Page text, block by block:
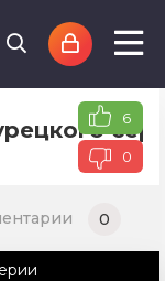
6
0
0